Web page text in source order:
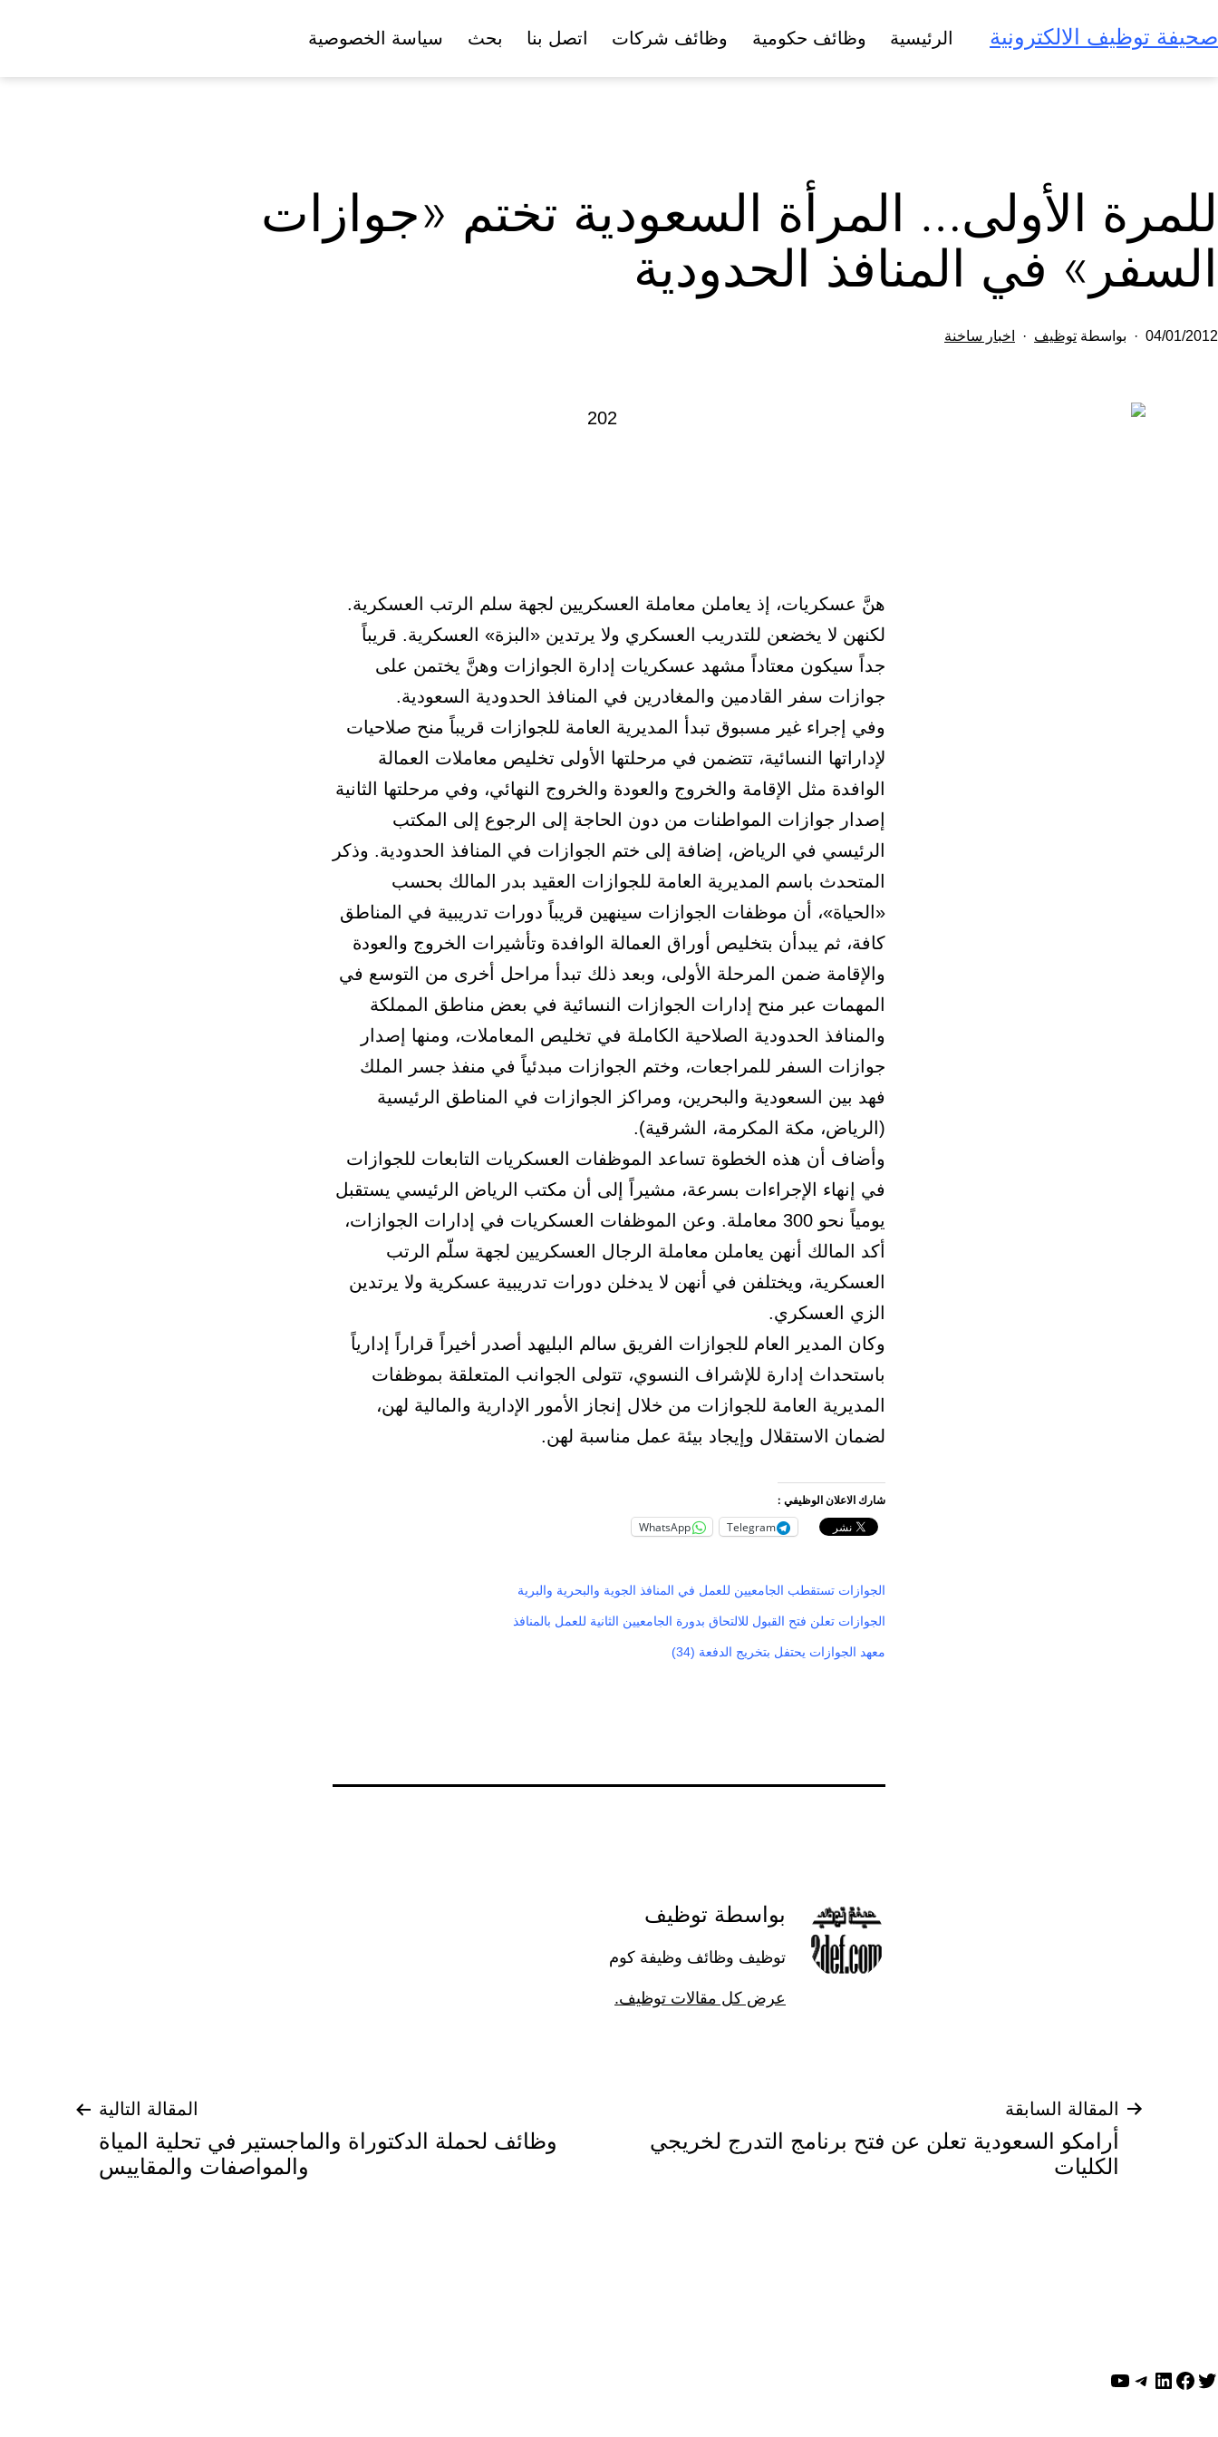
إلى
المحتوى
صحيفة توظيف الالكترونية الرئيسية وظائف حكومية وظائف شركات اتصل بنا بحث سياسة الخصوصية
للمرة الأولى… المرأة السعودية تختم «جوازات
السفر» في المنافذ الحدودية
تم
04/01/2012 بواسطة توظيف اخبار ساخنة
هنَّ عسكريات، إذ يعاملن معاملة العسكريين لجهة سلم الرتب العسكرية.
لكنهن لا يخضعن للتدريب العسكري ولا يرتدين «البزة» العسكرية. قريباً
جداً سيكون معتاداً مشهد عسكريات إدارة الجوازات وهنَّ يختمن على
جوازات سفر القادمين والمغادرين في المنافذ الحدودية السعودية.
وفي إجراء غير مسبوق تبدأ المديرية العامة للجوازات قريباً منح صلاحيات
لإداراتها النسائية، تتضمن في مرحلتها الأولى تخليص معاملات العمالة
الوافدة مثل الإقامة والخروج والعودة والخروج النهائي، وفي مرحلتها الثانية
إصدار جوازات المواطنات من دون الحاجة إلى الرجوع إلى المكتب
الرئيسي في الرياض، إضافة إلى ختم الجوازات في المنافذ الحدودية. وذكر
المتحدث باسم المديرية العامة للجوازات العقيد بدر المالك بحسب
«الحياة»، أن موظفات الجوازات سينهين قريباً دورات تدريبية في المناطق
كافة، ثم يبدأن بتخليص أوراق العمالة الوافدة وتأشيرات الخروج والعودة
والإقامة ضمن المرحلة الأولى، وبعد ذلك تبدأ مراحل أخرى من التوسع في
المهمات عبر منح إدارات الجوازات النسائية في بعض مناطق المملكة
والمنافذ الحدودية الصلاحية الكاملة في تخليص المعاملات، ومنها إصدار
جوازات السفر للمراجعات، وختم الجوازات مبدئياً في منفذ جسر الملك
فهد بين السعودية والبحرين، ومراكز الجوازات في المناطق الرئيسية
(الرياض، مكة المكرمة، الشرقية).
وأضاف أن هذه الخطوة تساعد الموظفات العسكريات التابعات للجوازات
في إنهاء الإجراءات بسرعة، مشيراً إلى أن مكتب الرياض الرئيسي يستقبل
يومياً نحو 300 معاملة. وعن الموظفات العسكريات في إدارات الجوازات،
أكد المالك أنهن يعاملن معاملة الرجال العسكريين لجهة سلّم الرتب
العسكرية، ويختلفن في أنهن لا يدخلن دورات تدريبية عسكرية ولا يرتدين
الزي العسكري.
وكان المدير العام للجوازات الفريق سالم البليهد أصدر أخيراً قراراً إدارياً
باستحداث إدارة للإشراف النسوي، تتولى الجوانب المتعلقة بموظفات
المديرية العامة للجوازات من خلال إنجاز الأمور الإدارية والمالية لهن،
لضمان الاستقلال وإيجاد بيئة عمل مناسبة لهن.
شارك الاعلان الوظيفي :
Telegram
WhatsApp
الجوازات تستقطب الجامعيين للعمل في المنافذ الجوية والبحرية والبرية
الجوازات تعلن فتح القبول للالتحاق بدورة الجامعيين الثانية للعمل بالمنافذ
معهد الجوازات يحتفل بتخريج الدفعة (34)
بواسطة توظيف
توظيف وظائف وظيفة كوم
عرض كل مقالات توظيف.
تصفّح
المقالات
المقالة السابقة
أرامكو السعودية تعلن عن فتح برنامج التدرج لخريجي
الكليات
المقالة التالية
وظائف لحملة الدكتوراة والماجستير في تحلية المياة
والمواصفات والمقاييس
تويترفيسبوك
لينكد إن تيليجرام
يوتيوب